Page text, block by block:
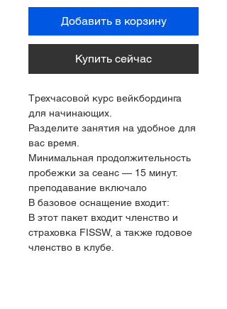
Добавить в корзину
Купить сейчас
Трехчасовой курс вейкбординга
для начинающих.
Разделите занятия на удобное для
вас время.
Минимальная продолжительность
пробежки за сеанс — 15 минут.
преподавание включало
В базовое оснащение входит:
В этот пакет входит членство и
страховка FISSW, а также годовое
членство в клубе.